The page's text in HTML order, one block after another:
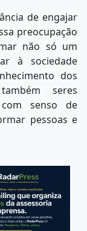
de engajar
preocupação
não só um
à sociedade
dos
seres
com senso de
pessoas e